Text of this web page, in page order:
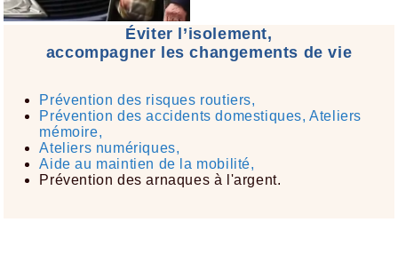
Éviter l’isolement,
accompagner les changements de vie
Prévention des risques routiers,
Prévention des accidents domestiques, Ateliers
mémoire,
Ateliers numériques,
Aide au maintien de la mobilité,
Prévention des arnaques à l'argent.